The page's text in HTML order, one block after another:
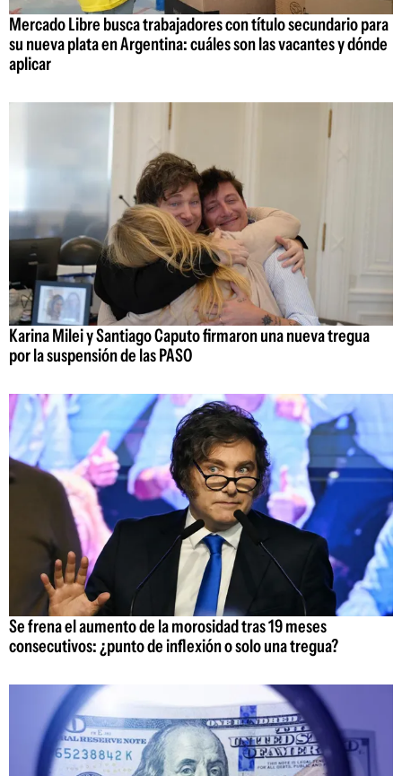
Mercado Libre busca trabajadores con título secundario para
su nueva plata en Argentina: cuáles son las vacantes y dónde
aplicar
Karina Milei y Santiago Caputo firmaron una nueva tregua
por la suspensión de las PASO
Se frena el aumento de la morosidad tras 19 meses
consecutivos: ¿punto de inflexión o solo una tregua?